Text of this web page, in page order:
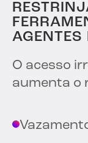
AGENTES
O acesso
aumenta o